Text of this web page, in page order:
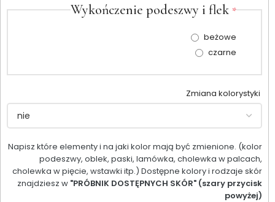
Wykończenie podeszwy i flek *
beżowe
czarne
Zmiana kolorystyki
Napisz które elementy i na jaki kolor mają być zmienione. (kolor
podeszwy, oblek, paski, lamówka, cholewka w palcach,
cholewka w pięcie, wstawki itp.) Dostępne kolory i rodzaje skór
znajdziesz w "PRÓBNIK DOSTĘPNYCH SKÓR" (szary przycisk
powyżej)